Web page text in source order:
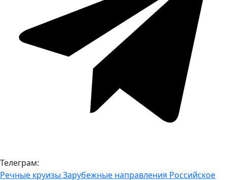
Телеграм:
Речные круизы Зарубежные направления Российское